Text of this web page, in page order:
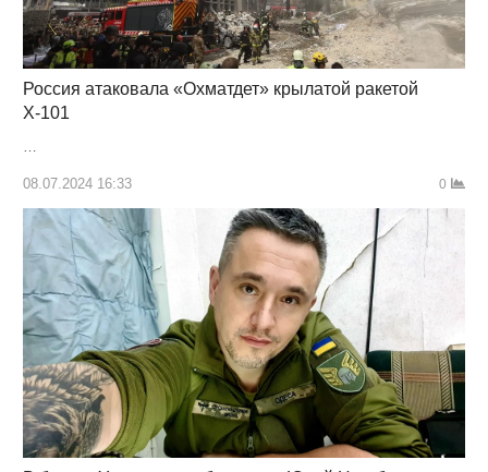
Россия атаковала «Охматдет» крылатой ракетой
Х-101
08.07.2024 16:33 0